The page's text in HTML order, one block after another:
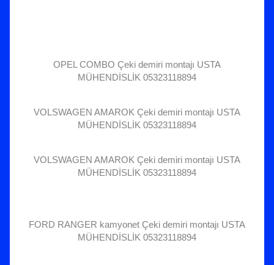
OPEL COMBO Çeki demiri montajı USTA
MÜHENDİSLİK 05323118894
VOLSWAGEN AMAROK Çeki demiri montajı USTA
MÜHENDİSLİK 05323118894
VOLSWAGEN AMAROK Çeki demiri montajı USTA
MÜHENDİSLİK 05323118894
FORD RANGER kamyonet Çeki demiri montajı USTA
MÜHENDİSLİK 05323118894